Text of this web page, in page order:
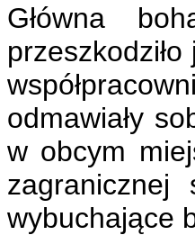
Główna
odmawiały
w obcym
wybuchające